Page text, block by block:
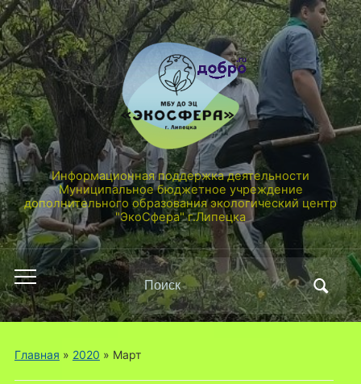
Информационная поддержка деятельности
Муниципальное бюджетное учреждение
дополнительного образования экологический центр
"ЭкоСфера" г.Липецка
Переключить
мобильное
меню
Поиск
по:
Главная » 2020 » Март